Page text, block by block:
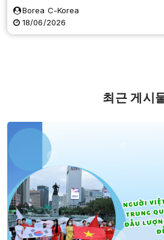
Borea C-Korea
18/06/2026
최근 게시